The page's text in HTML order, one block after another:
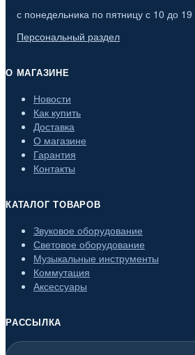
с понедельника по пятницу с 10 до 19
Персональный раздел
О МАГАЗИНЕ
Новости
Как купить
Доставка
О магазине
Гарантия
Контакты
КАТАЛОГ ТОВАРОВ
Звуковое оборудование
Световое оборудование
Музыкальные инструменты
Коммутация
Аксессуары
РАССЫЛКА